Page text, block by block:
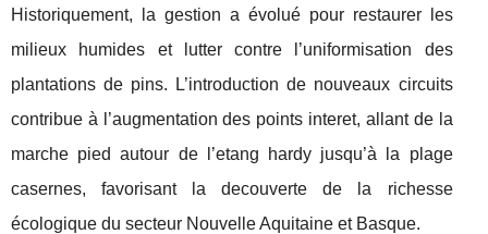
Historiquement, la gestion a évolué pour restaurer les
milieux humides et lutter contre l’uniformisation des
plantations de pins. L’introduction de nouveaux circuits
contribue à l’augmentation des points interet, allant de la
marche pied autour de l’etang hardy jusqu’à la plage
casernes, favorisant la decouverte de la richesse
écologique du secteur Nouvelle Aquitaine et Basque.